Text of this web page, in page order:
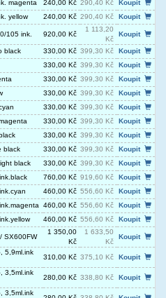
magenta
240,00 Kč 290,40 Kč
Koupit
yellow
240,00 Kč 290,40 Kč Koupit
105 ink. 920,00 Kč
1 113,20
Kč
Koupit
black 330,00 Kč 399,30 Kč
Koupit
330,00 Kč 399,30 Kč
Koupit
330,00 Kč 399,30 Kč
Koupit
330,00 Kč 399,30 Kč
Koupit
330,00 Kč 399,30 Kč
Koupit
330,00 Kč 399,30 Kč
Koupit
330,00 Kč 399,30 Kč
Koupit
black
330,00 Kč 399,30 Kč
Koupit
black
330,00 Kč 399,30 Kč
Koupit
760,00 Kč 919,60 Kč
Koupit
460,00 Kč 556,60 Kč
Koupit
460,00 Kč 556,60 Kč
Koupit
460,00 Kč 556,60 Kč Koupit
SX600FW
1 350,00
Kč
1 633,50
Kč
Koupit
5,9ml.ink
310,00 Kč 375,10 Kč
Koupit
3,5ml.ink
280,00 Kč 338,80 Kč
Koupit
3,5ml.ink